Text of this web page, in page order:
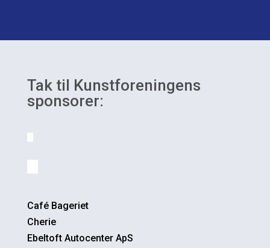
Tak til Kunstforeningens
sponsorer:
Café Bageriet
Cherie
Ebeltoft Autocenter ApS